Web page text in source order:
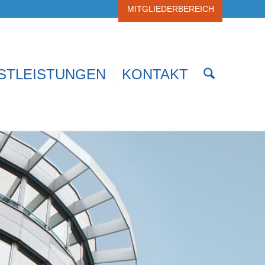
MITGLIEDERBEREICH
KONTAKT